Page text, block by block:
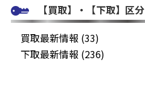
【買取】・【下取】区分
買取最新情報 (33)
下取最新情報 (236)